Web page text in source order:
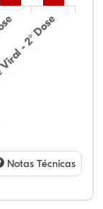
2° Dose
Notas Técnicas